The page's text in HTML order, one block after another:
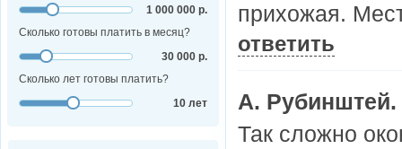
прихожая.
ответить
А. Рубинштей.
Так сложно
1 000 000 р.
Сколько готовы платить в месяц?
30 000 р.
Сколько лет готовы платить?
10 лет